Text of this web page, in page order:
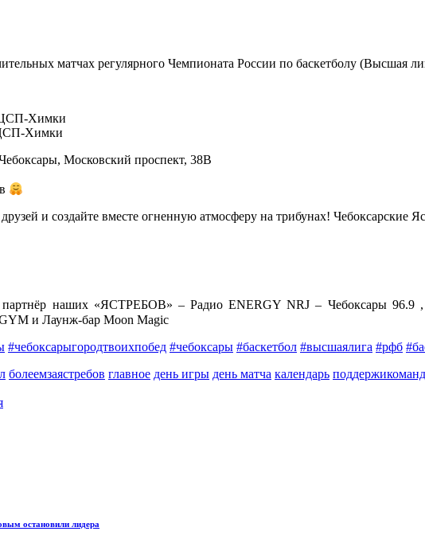
матчах регулярного Чемпионата России по баскетболу (Высшая
ЦСП-Химки
ЦСП-Химки
Московский проспект, 38В
и создайте вместе огненную атмосферу на трибунах! Чебоксарские
наших «ЯСТРЕБОВ» – Радио ENERGY NRJ – Чебоксары 96.9
и Лаунж-бар Moon Magic
#чебоксарыгородтвоихпобед #чебоксары #баскетбол #высшаялига #рфб
болеемзаястребов главное день игры день матча календарь
остановили лидера